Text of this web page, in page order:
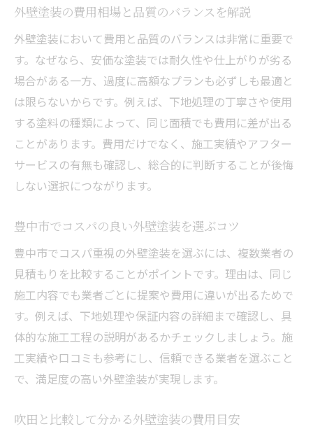
外壁塗装の費用相場と品質のバランスを解説
外壁塗装において費用と品質のバランスは非常に重要で
す。なぜなら、安価な塗装では耐久性や仕上がりが劣る
場合がある一方、過度に高額なプランも必ずしも最適と
は限らないからです。例えば、下地処理の丁寧さや使用
する塗料の種類によって、同じ面積でも費用に差が出る
ことがあります。費用だけでなく、施工実績やアフター
サービスの有無も確認し、総合的に判断することが後悔
しない選択につながります。
豊中市でコスパの良い外壁塗装を選ぶコツ
豊中市でコスパ重視の外壁塗装を選ぶには、複数業者の
見積もりを比較することがポイントです。理由は、同じ
施工内容でも業者ごとに提案や費用に違いが出るためで
す。例えば、下地処理や保証内容の詳細まで確認し、具
体的な施工工程の説明があるかチェックしましょう。施
工実績や口コミも参考にし、信頼できる業者を選ぶこと
で、満足度の高い外壁塗装が実現します。
吹田と比較して分かる外壁塗装の費用目安